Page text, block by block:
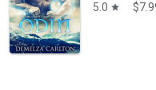
5.0 star